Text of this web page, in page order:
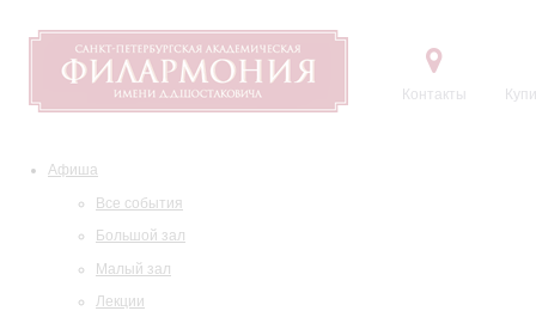
Контакты
Афиша
Все события
Большой зал
Малый зал
Лекции